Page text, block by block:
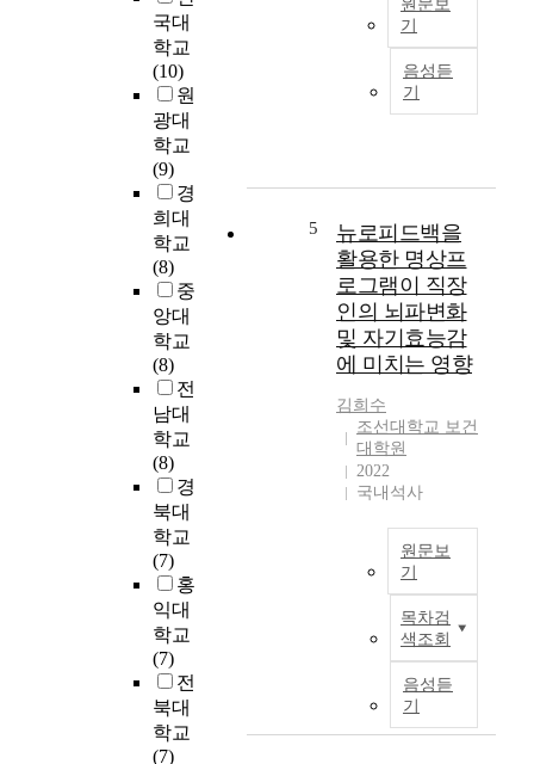
국대
학교
(10)
원
광대
학교
(9)
경
희대
학교
(8)
중
앙대
학교
(8)
전
남대
학교
(8)
경
북대
학교
(7)
홍
익대
학교
(7)
전
북대
학교
(7)
g
s
원문보
기
음성듣
기
5
뉴로피드백을
활용한 명상프
로그램이 직장
인의 뇌파변화
및 자기효능감
에 미치는 영향
김희수
조선대학교 보건
대학원
2022
국내석사
원문보
기
목차검
색조회
음성듣
기